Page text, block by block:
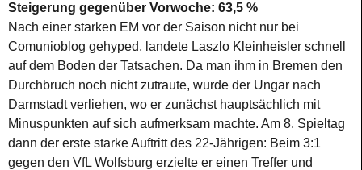
Steigerung gegenüber Vorwoche: 63,5 %
Nach einer starken EM vor der Saison nicht nur bei
Comunioblog gehyped, landete Laszlo Kleinheisler schnell
auf dem Boden der Tatsachen. Da man ihm in Bremen den
Durchbruch noch nicht zutraute, wurde der Ungar nach
Darmstadt verliehen, wo er zunächst hauptsächlich mit
Minuspunkten auf sich aufmerksam machte. Am 8. Spieltag
dann der erste starke Auftritt des 22-Jährigen: Beim 3:1
gegen den VfL Wolfsburg erzielte er einen Treffer und